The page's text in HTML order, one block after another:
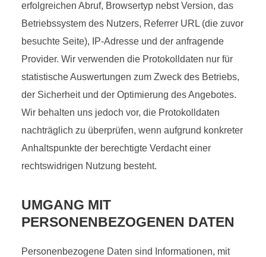
erfolgreichen Abruf, Browsertyp nebst Version, das
Betriebssystem des Nutzers, Referrer URL (die zuvor
besuchte Seite), IP-Adresse und der anfragende
Provider. Wir verwenden die Protokolldaten nur für
statistische Auswertungen zum Zweck des Betriebs,
der Sicherheit und der Optimierung des Angebotes.
Wir behalten uns jedoch vor, die Protokolldaten
nachträglich zu überprüfen, wenn aufgrund konkreter
Anhaltspunkte der berechtigte Verdacht einer
rechtswidrigen Nutzung besteht.
UMGANG MIT
PERSONENBEZOGENEN DATEN
Personenbezogene Daten sind Informationen, mit